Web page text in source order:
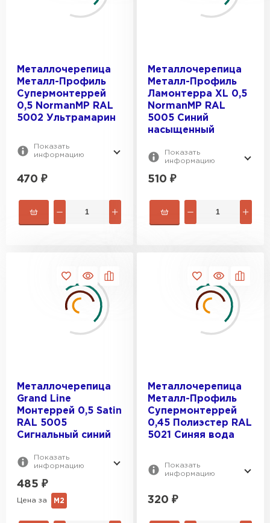
Металлочерепица
Металл-Профиль
Супермонтеррей
0,5 NormanMP RAL
5002 Ультрамарин
Показать
информацию
470 ₽
Металлочерепица
Металл-Профиль
Ламонтерра XL 0,5
NormanMP RAL
5005 Синий
насыщенный
Показать
информацию
510 ₽
Металлочерепица
Grand Line
Монтеррей 0,5 Satin
RAL 5005
Сигнальный синий
Показать
информацию
485 ₽
Цена за М2
Металлочерепица
Металл-Профиль
Супермонтеррей
0,45 Полиэстер RAL
5021 Синяя вода
Показать
информацию
320 ₽
Керамическая черепица
ПЕРЕЙТИ